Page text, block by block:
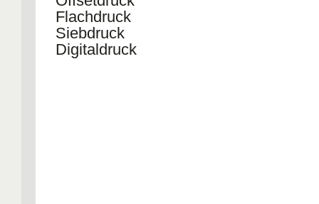
Flachdruck
Siebdruck
Digitaldruck